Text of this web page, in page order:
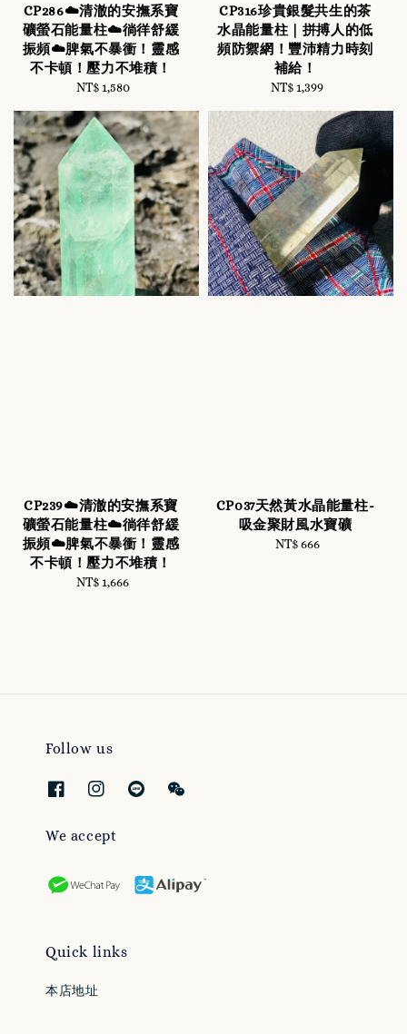
CP286☁️清澈的安撫系寶
礦螢石能量柱☁️徜徉舒緩
振頻☁️脾氣不暴衝！靈感
不卡頓！壓力不堆積！
Regular
NT$ 1,580
CP316珍貴銀髮共生的茶
水晶能量柱｜拼搏人的低
頻防禦網！豐沛精力時刻
補給！
Regular
NT$ 1,399
CP239☁️清澈的安撫系寶
礦螢石能量柱☁️徜徉舒緩
振頻☁️脾氣不暴衝！靈感
不卡頓！壓力不堆積！
Regular
NT$ 1,666
CP037天然黃水晶能量柱-
吸金聚財風水寶礦
Regular
NT$ 666
Follow us
We accept
Quick links
本店地址